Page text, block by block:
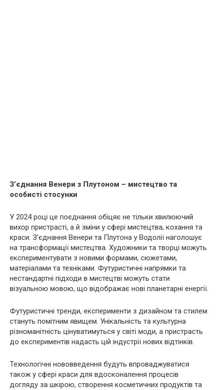
З’єднання Венери з Плутоном – мистецтво та
особисті стосунки
У 2024 році це поєднання обіцяє не тільки хвилюючий
вихор пристрасті, а й зміни у сфері мистецтва, кохання та
краси. З’єднання Венери та Плутона у Водолії наголошує
на трансформації мистецтва. Художники та творці можуть
експериментувати з новими формами, сюжетами,
матеріалами та техніками. Футуристичні напрямки та
нестандартні підходи в мистецтві можуть стати
візуальною мовою, що відображає нові планетарні енергії.
Футуристичні тренди, експерименти з дизайном та стилем
стануть помітним явищем. Унікальність та культурна
різноманітність цінуватимуться у світі моди, а пристрасть
до експериментів надасть цій індустрії нових відтінків.
Технологічні нововведення будуть впроваджуватися
також у сфері краси для вдосконалення процесів
догляду за шкірою, створення косметичних продуктів та